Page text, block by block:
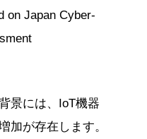
on Japan Cyber-
景には、IoT機器
加が存在します。